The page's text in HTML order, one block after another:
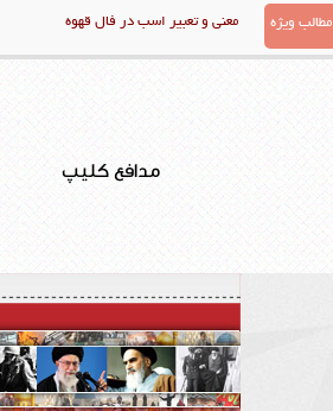
مطالب ویژه معنی و تعبیر اسب در فال قهوه
مدافع کلیپ